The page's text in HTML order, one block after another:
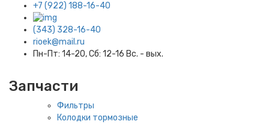
+7 (922) 188-16-40
(343) 328-16-40
rioek@mail.ru
Пн-Пт: 14-20, Сб: 12-16 Вс. - вых.
Запчасти
Фильтры
Колодки тормозные